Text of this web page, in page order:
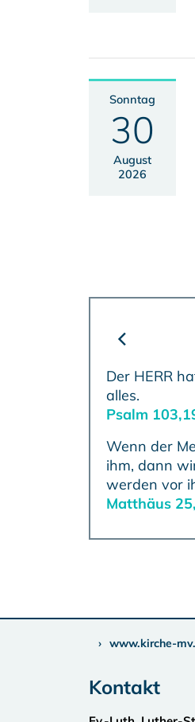
Sonntag
30
August
2026
www.kirche-
Kontakt